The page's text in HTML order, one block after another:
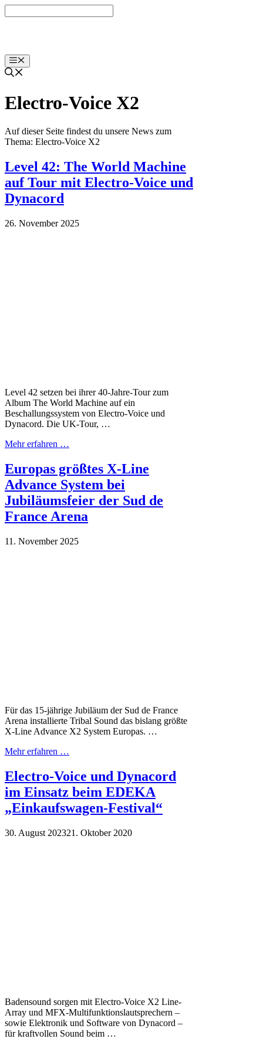
Inhalt
Menü
Electro-Voice X2
Auf dieser Seite findest du unsere News zum
Thema: Electro-Voice X2
Level 42: The World Machine
auf Tour mit Electro-Voice und
Dynacord
26. November 2025
Level 42 setzen bei ihrer 40-Jahre-Tour zum
Album The World Machine auf ein
Beschallungssystem von Electro-Voice und
Dynacord. Die UK-Tour, …
Mehr erfahren …
Europas größtes X-Line
Advance System bei
Jubiläumsfeier der Sud de
France Arena
11. November 2025
Für das 15-jährige Jubiläum der Sud de France
Arena installierte Tribal Sound das bislang größte
X-Line Advance X2 System Europas. …
Mehr erfahren …
Electro-Voice und Dynacord
im Einsatz beim EDEKA
„Einkaufswagen-Festival“
30. August 202321. Oktober 2020
Badensound sorgen mit Electro-Voice X2 Line-
Array und MFX-Multifunktionslautsprechern –
sowie Elektronik und Software von Dynacord –
für kraftvollen Sound beim …